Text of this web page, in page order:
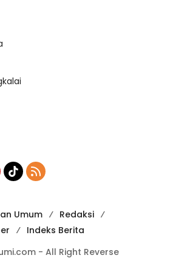
Umum
Redaksi
Indeks Berita
- All Right Reverse